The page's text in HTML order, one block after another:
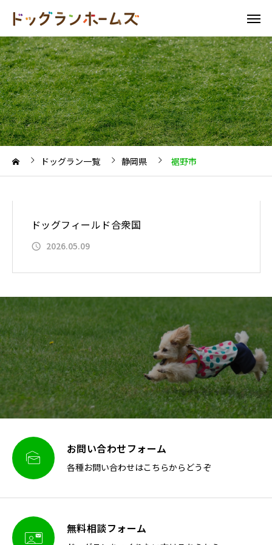
ドッグラン一覧 静岡県 裾野市
ドッグフィールド合衆国
2026.05.09
 お問い合わせフォーム
各種お問い合わせはこちらからどうぞ
 無料相談フォーム